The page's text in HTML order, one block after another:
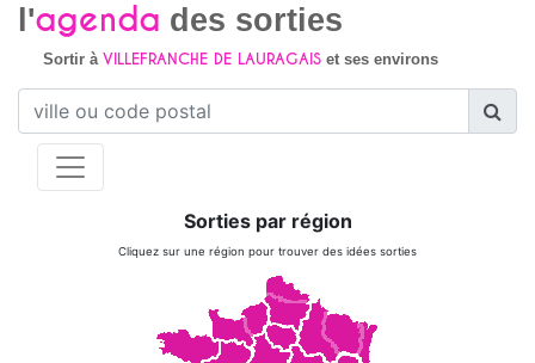
l'agenda des sorties
Sortir à VILLEFRANCHE DE LAURAGAISet ses environs
Sorties par région
Cliquez sur une région pour trouver des idées sorties